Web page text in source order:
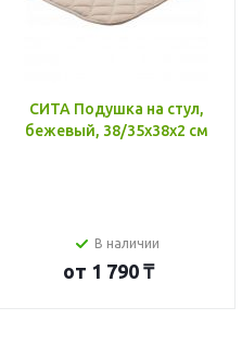
СИТА Подушка на стул,
бежевый, 38/35x38x2 см
В наличии
от 1 790 ₸